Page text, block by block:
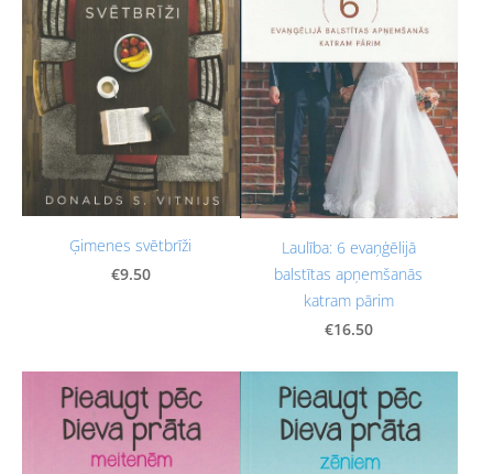
Ģimenes svētbrīži
€9.50
Laulība: 6 evaņģēlijā
balstītas apņemšanās
katram pārim
€16.50